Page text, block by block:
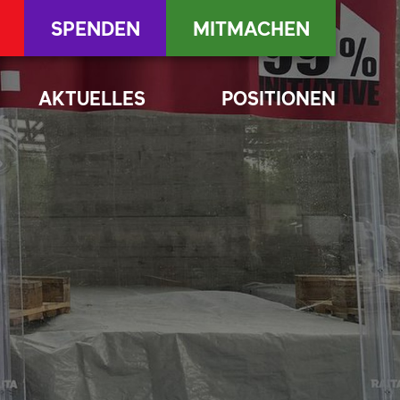
AKTUELLES POSITIONEN
SPENDEN MITMACHEN